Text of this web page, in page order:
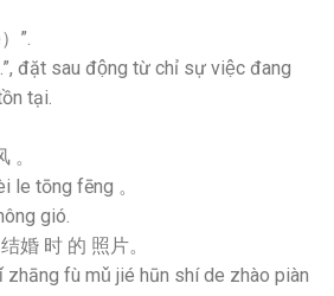
”.
đặt sau động từ chỉ sự việc đang
tại.
。
le tōng fēng 。
gió.
婚 时 的 照片。
zhāng fù mǔ jié hūn shí de zhào piàn